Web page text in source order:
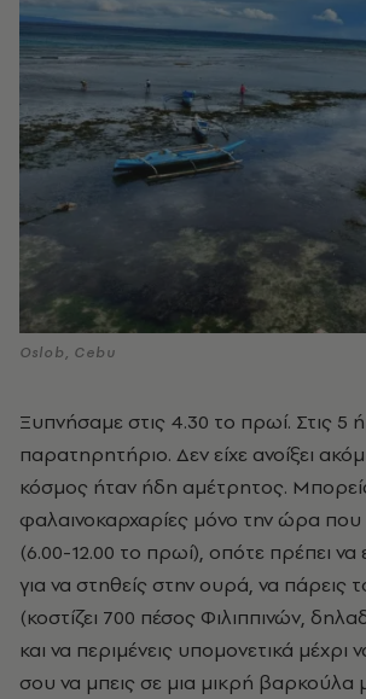
Oslob, Cebu
Ξυπνήσαμε στις 4.30 το πρωί. Στις 5
παρατηρητήριο. Δεν είχε ανοίξει
κόσμος ήταν ήδη αμέτρητος.
φαλαινοκαρχαρίες μόνο την ώρα που
(6.00-12.00 το πρωί), οπότε πρέπει να
για να στηθείς στην ουρά, να πάρεις
(κοστίζει 700 πέσος Φιλιππινών,
και να περιμένεις υπομονετικά μέχρι
σου να μπεις σε μια μικρή βαρκούλα